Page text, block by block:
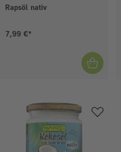
Rapsöl nativ
Aktueller Preis:
7,99 €*